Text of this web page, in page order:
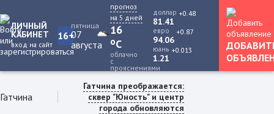
ЛИЧНЫЙ
КАБИНЕТ
вход на сайт
16+
пятница
07
августа
прогноз
на 5 дней
16
oC
облачно
с
прояснениями
доллар
81.41
+0.48
евро
94.06
+0.87
юань
1.21
+0.013
Гатчина
Гатчина преображается:
сквер "Юность" и центр
города обновляются